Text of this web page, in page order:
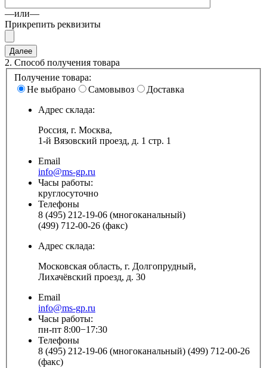
—или—
Прикрепить реквизиты
2. Способ получения товара
Получение товара:
Не выбрано
Самовывоз
Доставка
Адрес склада:
Россия, г. Москва,
1-й Вязовский проезд, д. 1 стр. 1
Email
info@ms-gp.ru
Часы работы:
круглосуточно
Телефоны
8 (495) 212-19-06 (многоканальный)
(499) 712-00-26 (факс)
Адрес склада:
Московская область, г. Долгопрудный,
Лихачёвский проезд, д. 30
Email
info@ms-gp.ru
Часы работы:
пн-пт 8:00−17:30
Телефоны
8 (495) 212-19-06 (многоканальный) (499) 712-00-26
(факс)